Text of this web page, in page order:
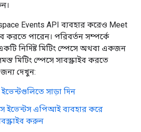
Events API ব্যবহার করেও Meet
করতে পারেন। পরিবর্তন সম্পর্কে
নির্দিষ্ট মিটিং স্পেসে অথবা একজন
মিটিং স্পেসে সাবস্ক্রাইব করতে
দেখুন:
সাড়া দিন
ইভেন্টস এপিআই ব্যবহার করে
করুন